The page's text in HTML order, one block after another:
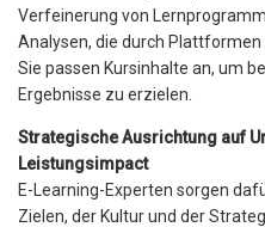
Verfeinerung von
Analysen, die durch
Sie passen Kursinhalte an, um
Ergebnisse zu erzielen.
Strategische Ausrichtung auf
Leistungsimpact
E-Learning-Experten sorgen
Zielen, der Kultur und der